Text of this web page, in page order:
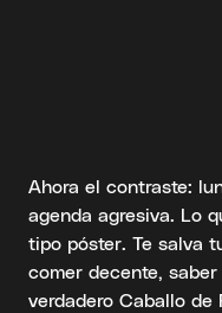
Ahora el contraste:
agenda agresiva. Lo
tipo póster. Te salva
comer decente,
verdadero Caballo de